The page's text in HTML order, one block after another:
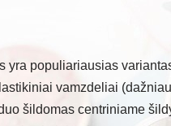
yra populiariausias
vamzdeliai
šildomas centriniame